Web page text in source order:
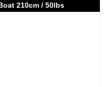
210cm / 50lbs